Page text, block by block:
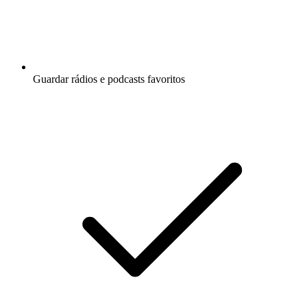
Guardar rádios e podcasts favoritos